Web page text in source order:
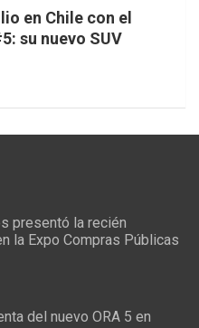
en Chile con el
su nuevo SUV
presentó la recién
la Expo Compras Públicas
del nuevo ORA 5 en